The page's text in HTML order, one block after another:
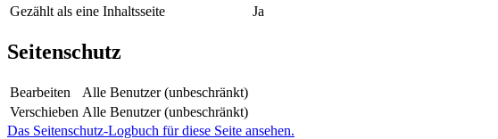
Gezählt als eine Inhaltsseite
Ja
Seitenschutz
Bearbeiten
Alle Benutzer (unbeschränkt)
Verschieben Alle Benutzer (unbeschränkt)
Das Seitenschutz-Logbuch für diese Seite ansehen.